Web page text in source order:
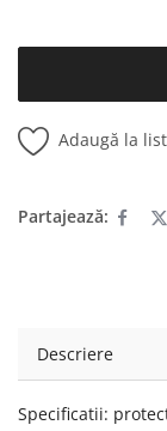
Adaugă la
Partajează:
Descriere
Specificatii: